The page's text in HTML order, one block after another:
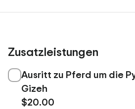
Zusatzleistungen
Ausritt zu Pferd um die
Gizeh
$20.00